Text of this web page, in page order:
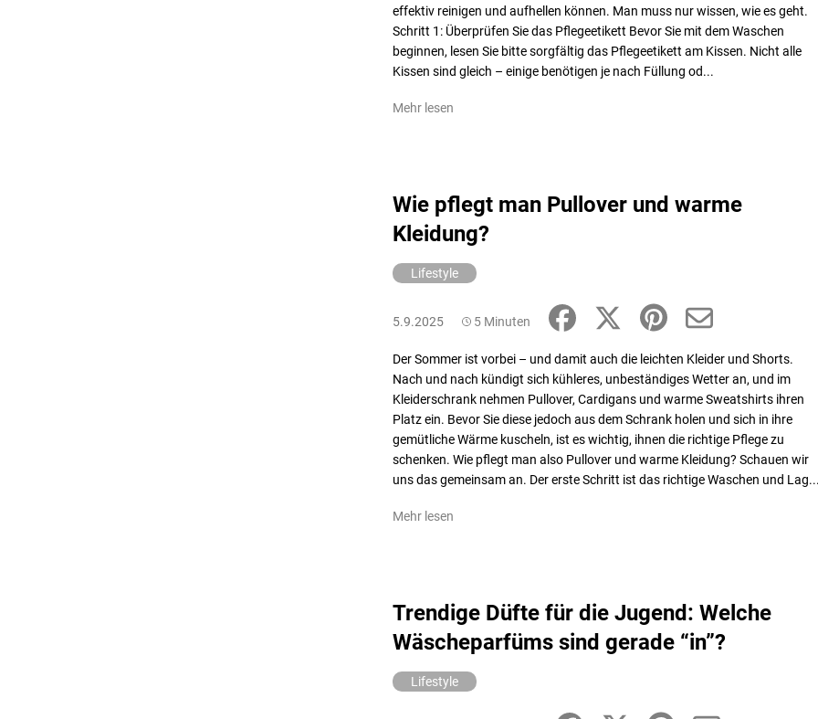
effektiv reinigen und aufhellen können. Man muss nur wissen, wie es geht.
Schritt 1: Überprüfen Sie das Pflegeetikett Bevor Sie mit dem Waschen
beginnen, lesen Sie bitte sorgfältig das Pflegeetikett am Kissen. Nicht alle
Kissen sind gleich – einige benötigen je nach Füllung od...
Mehr lesen
Wie pflegt man Pullover und warme
Kleidung?
Lifestyle
5.9.2025 5 Minuten
Der Sommer ist vorbei – und damit auch die leichten Kleider und Shorts.
Nach und nach kündigt sich kühleres, unbeständiges Wetter an, und im
Kleiderschrank nehmen Pullover, Cardigans und warme Sweatshirts ihren
Platz ein. Bevor Sie diese jedoch aus dem Schrank holen und sich in ihre
gemütliche Wärme kuscheln, ist es wichtig, ihnen die richtige Pflege zu
schenken. Wie pflegt man also Pullover und warme Kleidung? Schauen wir
uns das gemeinsam an. Der erste Schritt ist das richtige Waschen und
Mehr lesen
Trendige Düfte für die Jugend: Welche
Wäscheparfüms sind gerade “in”?
Lifestyle